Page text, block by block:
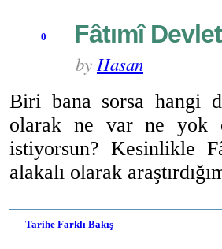
0 Fâtımî
by Hasan
Biri bana sorsa hangi
olarak ne var ne yok
istiyorsun? Kesinlikle
alakalı olarak
Tarihe Farklı Bakış